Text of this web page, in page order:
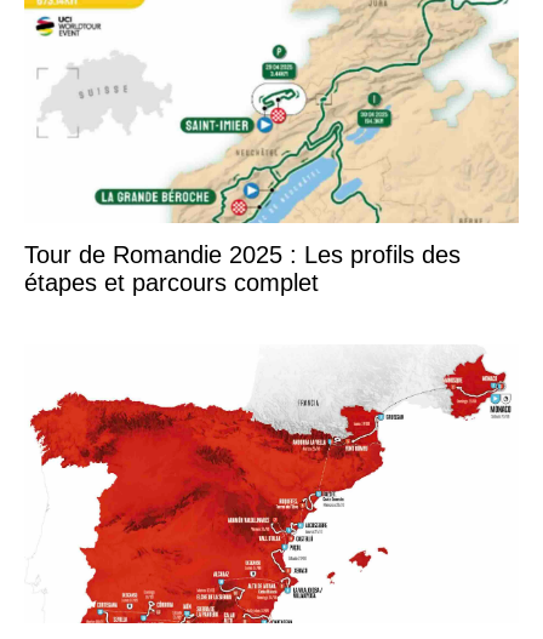
Tour de Romandie 2025 : Les profils des
étapes et parcours complet